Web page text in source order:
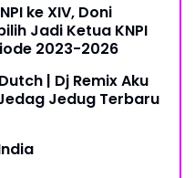
ke XIV, Doni
Jadi Ketua KNPI
2023-2026
| Dj Remix Aku
Jedug Terbaru